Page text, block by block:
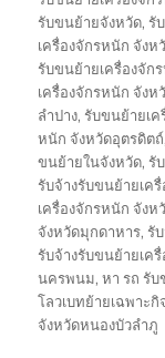
รับขนย้ายจังหวัด,รั
เครื่องจักรหนัก จัง
รับขนย้ายเครื่องจัก
เครื่องจักรหนัก จังห
ลำปาง,รับขนย้ายเ
หนัก จังหวัดอุตรดิตถ์
ขนย้ายในจังหวัด,รั
รับจ้างรับขนย้ายเค
เครื่องจักรหนัก จัง
จังหวัดมุกดาหาร,รั
รับจ้างรับขนย้ายเค
นครพนม,หา รถ รั
โลวเบทย้ายเฉพาะ
จังหวัดหนองบัวลำภู